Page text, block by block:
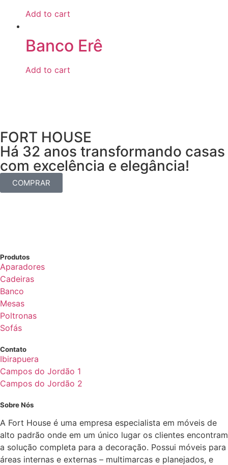
Add to cart
Banco Erê
Add to cart
FORT HOUSE
Há 32 anos transformando casas
com excelência e elegância!
COMPRAR
Produtos
Aparadores
Cadeiras
Banco
Mesas
Poltronas
Sofás
Contato
Ibirapuera
Campos do Jordão 1
Campos do Jordão 2
Sobre Nós
A Fort House é uma empresa especialista em móveis de
alto padrão onde em um único lugar os clientes encontram
a solução completa para a decoração. Possui móveis para
áreas internas e externas – multimarcas e planejados, e